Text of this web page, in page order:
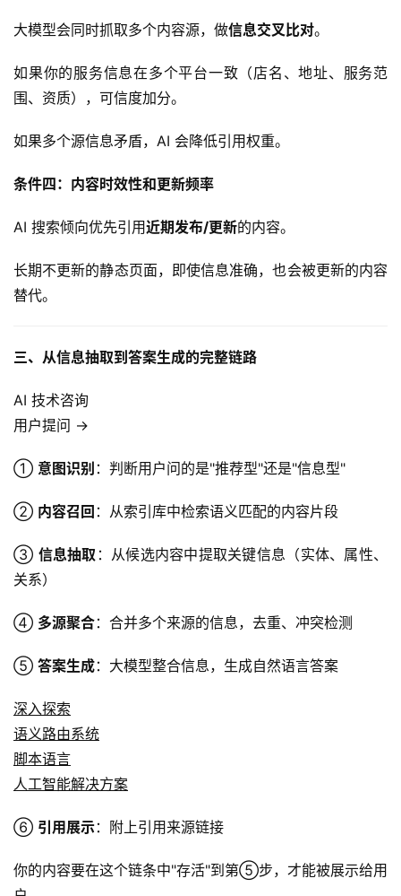
首
自
媒
体
G
O
大模型会同时抓取多个内容源，做信息交叉比对。
如果你的服务信息在多个平台一致（店名、地址、服务范
围、资质），可信度加分。
如果多个源信息矛盾，AI 会降低引用权重。
条件四：内容时效性和更新频率
AI 搜索倾向优先引用近期发布/更新的内容。
长期不更新的静态页面，即使信息准确，也会被更新的内容
替代。
三、从信息抽取到答案生成的完整链路
AI 技术咨询
用户提问 →
① 意图识别 ：判断用户问的是"推荐型"还是"信息型"
② 内容召回 ：从索引库中检索语义匹配的内容片段
③ 信息抽取 ：从候选内容中提取关键信息（实体、属性、
关系）
④ 多源聚合：合并多个来源的信息，去重、冲突检测
⑤ 答案生成：大模型整合信息，生成自然语言答案
深入探索
语义路由系统
脚本语言
人工智能解决方案
⑥ 引用展示：附上引用来源链接
你的内容要在这个链条中"存活"到第⑤步，才能被展示给用